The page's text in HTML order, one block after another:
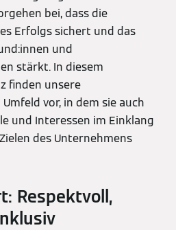
bei, dass die
Erfolgs sichert und das
und
stärkt. In diesem
finden unsere
vor, in dem sie auch
und Interessen im Einklang
des Unternehmens
Respektvoll,